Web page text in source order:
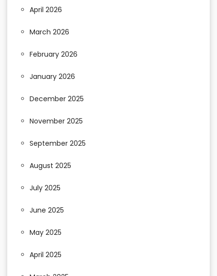
April 2026
March 2026
February 2026
January 2026
December 2025
November 2025
September 2025
August 2025
July 2025
June 2025
May 2025
April 2025